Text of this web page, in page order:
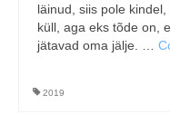
läinud, siis pole
küll, aga eks tõde on,
jätavad oma jälje. …
2019